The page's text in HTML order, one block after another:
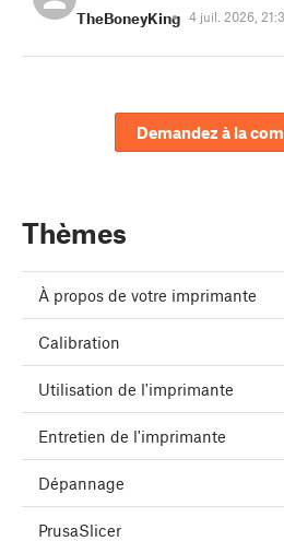
TheBoneyKing 4 juil. 2026,
Demandez à la
Thèmes
À propos de votre imprimante
Calibration
Utilisation de l'imprimante
Entretien de l'imprimante
Dépannage
PrusaSlicer